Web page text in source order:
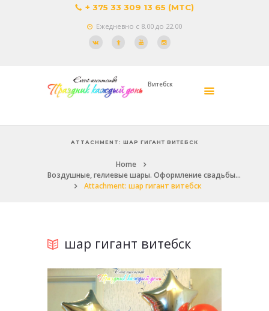
+ 375 33 309 13 65 (МТС)
Ежедневно с 8.00 до 22.00
Витебск
ATTACHMENT: ШАР ГИГАНТ ВИТЕБСК
Home
Воздушные, гелиевые шары. Оформление свадьбы...
Attachment: шар гигант витебск
шар гигант витебск